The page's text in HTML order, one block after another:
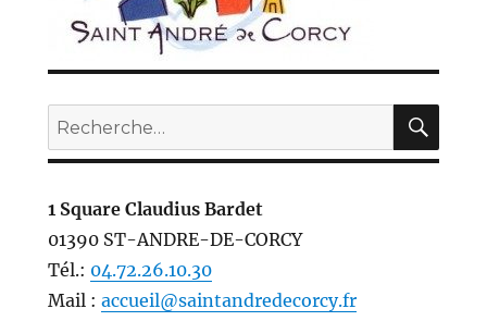
Recherche
pour :
1 Square Claudius Bardet
01390 ST-ANDRE-DE-CORCY
Tél.: 04.72.26.10.30
Mail : accueil@saintandredecorcy.fr